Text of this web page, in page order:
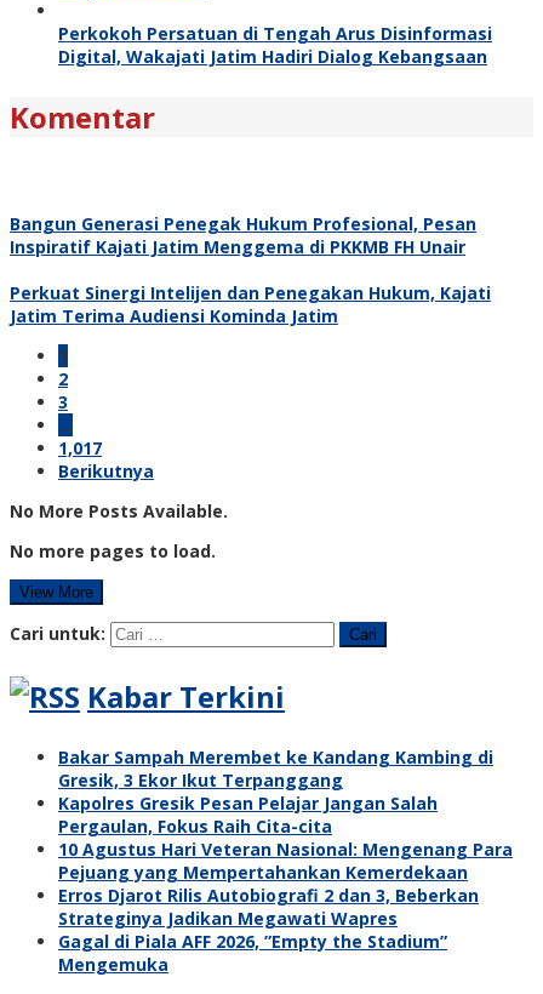
Perkokoh Persatuan di Tengah Arus Disinformasi
Digital, Wakajati Jatim Hadiri Dialog Kebangsaan
Komentar
Bangun Generasi Penegak Hukum Profesional, Pesan
Inspiratif Kajati Jatim Menggema di PKKMB FH Unair
Perkuat Sinergi Intelijen dan Penegakan Hukum, Kajati
Jatim Terima Audiensi Kominda Jatim
1
2
3
…
1,017
Berikutnya
No More Posts Available.
No more pages to load.
View More
Cari untuk:
Kabar Terkini
Bakar Sampah Merembet ke Kandang Kambing di
Gresik, 3 Ekor Ikut Terpanggang
Kapolres Gresik Pesan Pelajar Jangan Salah
Pergaulan, Fokus Raih Cita-cita
10 Agustus Hari Veteran Nasional: Mengenang Para
Pejuang yang Mempertahankan Kemerdekaan
Erros Djarot Rilis Autobiografi 2 dan 3, Beberkan
Strateginya Jadikan Megawati Wapres
Gagal di Piala AFF 2026, ”Empty the Stadium”
Mengemuka